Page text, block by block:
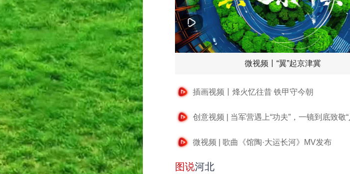
微视频丨“翼”起京津冀
插画视频丨烽火忆往昔 铁甲守今朝
创意视频 | 当军营遇上“功夫”，一镜到底致敬“
微视频 | 歌曲《馆陶·大运长河》MV发布
图说河北